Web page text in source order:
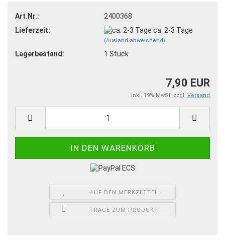
Art.Nr.:
2400368
Lieferzeit:
ca. 2-3 Tage
(Ausland abweichend)
Lagerbestand: 1 Stück
7,90 EUR
inkl. 19% MwSt. zzgl. Versand
AUF DEN MERKZETTEL
FRAGE ZUM PRODUKT